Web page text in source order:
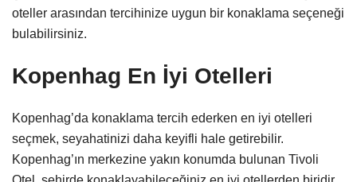
oteller arasından tercihinize uygun bir konaklama seçeneği
bulabilirsiniz.
Kopenhag En İyi Otelleri
Kopenhag’da konaklama tercih ederken en iyi otelleri
seçmek, seyahatinizi daha keyifli hale getirebilir.
Kopenhag’ın merkezine yakın konumda bulunan Tivoli